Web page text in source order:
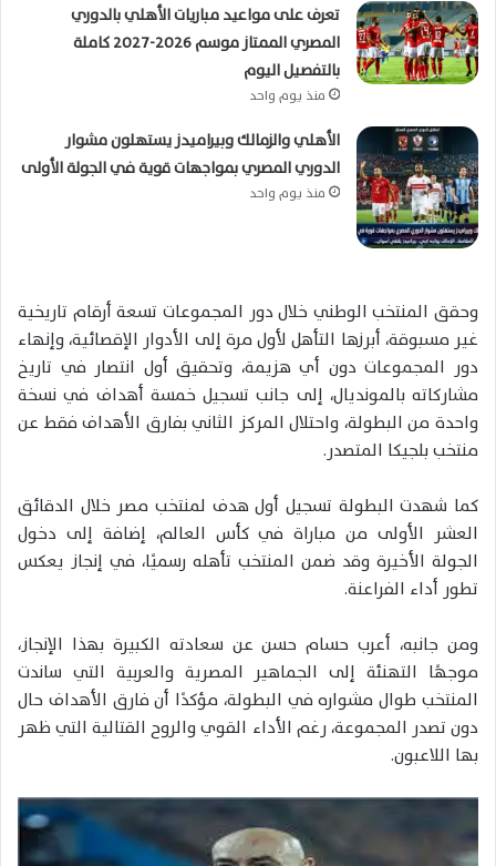
تعرف على مواعيد مباريات الأهلي بالدوري
المصري الممتاز موسم 2026-2027 كاملة
بالتفصيل اليوم
منذ يوم واحد
الأهلي والزمالك وبيراميدز يستهلون مشوار
الدوري المصري بمواجهات قوية في الجولة الأولى
منذ يوم واحد
وحقق المنتخب الوطني خلال دور المجموعات تسعة أرقام تاريخية
غير مسبوقة، أبرزها التأهل لأول مرة إلى الأدوار الإقصائية، وإنهاء
دور المجموعات دون أي هزيمة، وتحقيق أول انتصار في تاريخ
مشاركاته بالمونديال، إلى جانب تسجيل خمسة أهداف في نسخة
واحدة من البطولة، واحتلال المركز الثاني بفارق الأهداف فقط عن
منتخب بلجيكا المتصدر.
كما شهدت البطولة تسجيل أول هدف لمنتخب مصر خلال الدقائق
العشر الأولى من مباراة في كأس العالم، إضافة إلى دخول
الجولة الأخيرة وقد ضمن المنتخب تأهله رسميًا، في إنجاز يعكس
تطور أداء الفراعنة.
ومن جانبه، أعرب حسام حسن عن سعادته الكبيرة بهذا الإنجاز،
موجهًا التهنئة إلى الجماهير المصرية والعربية التي ساندت
المنتخب طوال مشواره في البطولة، مؤكدًا أن فارق الأهداف حال
دون تصدر المجموعة، رغم الأداء القوي والروح القتالية التي ظهر
بها اللاعبون.